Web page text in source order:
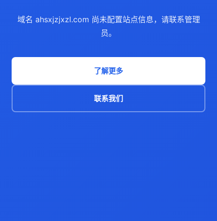
域名 ahsxjzjxzl.com 尚未配置站点信息，请联系管理
员。
了解更多
联系我们